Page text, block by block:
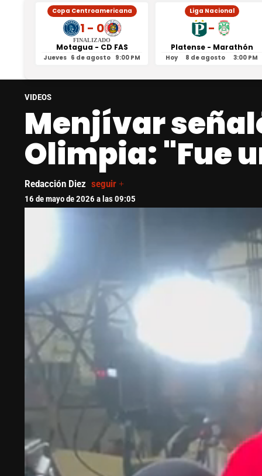
Copa Centroamericana
1 - 0
FINALIZADO
Motagua - CD FAS
Jueves 6 de agosto 9:00 PM
Liga Nacional
-
Platense - Marathón
Hoy 8 de agosto 3:00 PM
VIDEOS
Menjívar
Olimpia: "Fue
Redacción Diez seguir +
16 de mayo de 2026 a las 09:05